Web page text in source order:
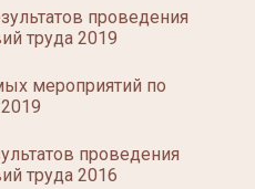
проведения
труда 2019
мероприятий по
проведения
труда 2016